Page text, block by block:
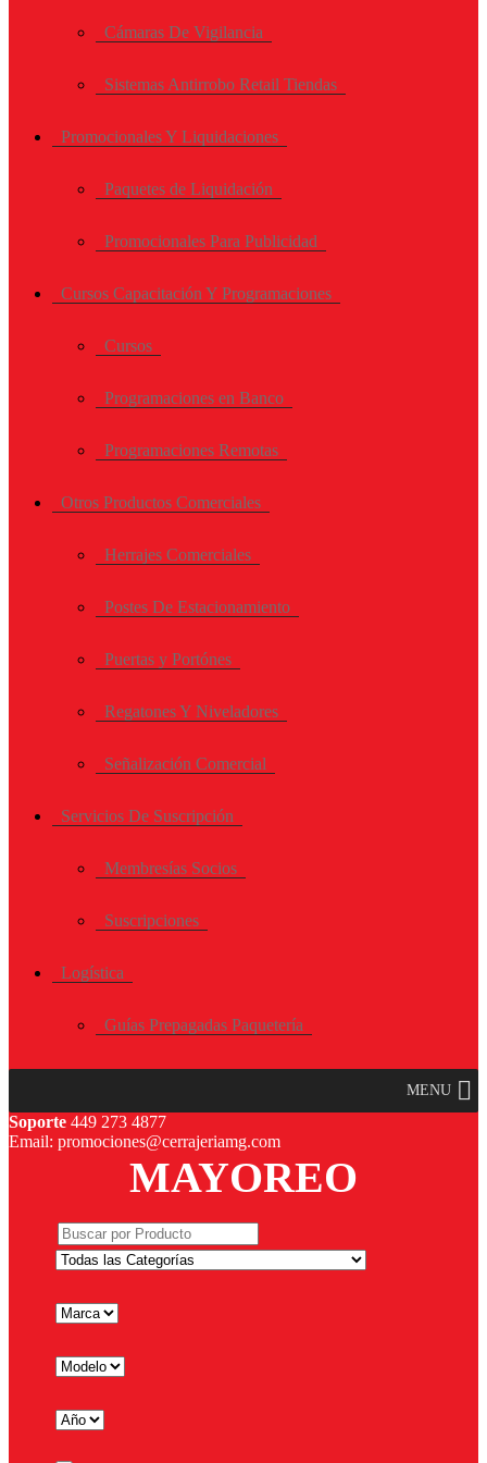
Cámaras De Vigilancia
Sistemas Antirrobo Retail Tiendas
Promocionales Y Liquidaciones
Paquetes de Liquidación
Promocionales Para Publicidad
Cursos Capacitación Y Programaciones
Cursos
Programaciones en Banco
Programaciones Remotas
Otros Productos Comerciales
Herrajes Comerciales
Postes De Estacionamiento
Puertas y Portónes
Regatones Y Niveladores
Señalización Comercial
Servicios De Suscripción
Membresías Socios
Suscripciones
Logística
Guías Prepagadas Paquetería
MENU
Soporte 449 273 4877
Email: promociones@cerrajeriamg.com
MAYOREO